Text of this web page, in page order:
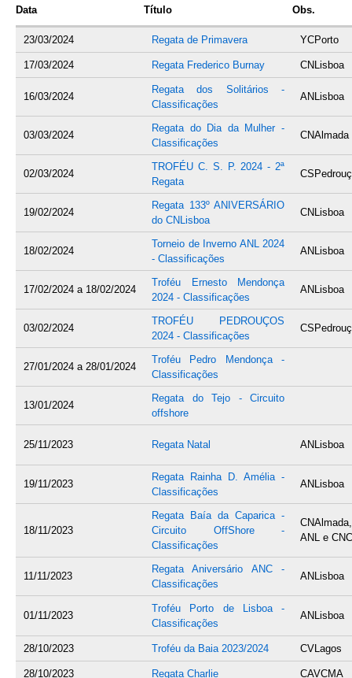
Data Título Obs.
23/03/2024 Regata de Primavera YCPorto
17/03/2024 Regata Frederico Burnay CNLisboa
16/03/2024
Regata dos Solitários -
Classificações
ANLisboa
03/03/2024
Regata do Dia da Mulher -
Classificações
CNAlmada
02/03/2024
TROFÉU C. S. P. 2024 - 2ª
Regata
19/02/2024
Regata 133º ANIVERSÁRIO
do CNLisboa
CNLisboa
18/02/2024
Torneio de Inverno ANL 2024
- Classificações
ANLisboa
17/02/2024 a 18/02/2024
Troféu Ernesto Mendonça
2024 - Classificações
ANLisboa
03/02/2024
TROFÉU PEDROUÇOS
2024 - Classificações
27/01/2024 a 28/01/2024
Troféu Pedro Mendonça -
Classificações
13/01/2024
Regata do Tejo - Circuito
offshore
25/11/2023 Regata Natal ANLisboa
19/11/2023
Regata Rainha D. Amélia -
Classificações
ANLisboa
18/11/2023
Regata Baía da Caparica -
Circuito OffShore -
Classificações
CNAlmada,
ANL e CNC
11/11/2023
Regata Aniversário ANC -
Classificações
ANLisboa
01/11/2023
Troféu Porto de Lisboa -
Classificações
ANLisboa
28/10/2023 Troféu da Baia 2023/2024 CVLagos
28/10/2023 Regata Charlie CAVCMA